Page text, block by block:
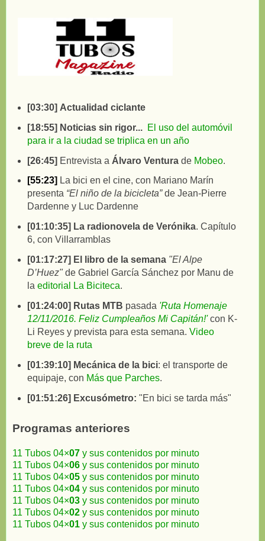
[03:30] Actualidad ciclante
[18:55] Noticias sin rigor... El uso del automóvil
para ir a la ciudad se triplica en un año
[26:45] Entrevista a Álvaro Ventura de Mobeo.
[55:23] La bici en el cine, con Mariano Marín
presenta “El niño de la bicicleta”de Jean-Pierre
Dardenne y Luc Dardenne
[01:10:35] La radionovela de Verónika. Capítulo
6, con Villarramblas
[01:17:27] El libro de la semana "El Alpe
D’Huez"de Gabriel García Sánchez por Manu de
la editorial La Biciteca.
[01:24:00] Rutas MTB pasada 'Ruta Homenaje
12/11/2016. Feliz Cumpleaños Mi Capitán!' con K-
Li Reyes y prevista para esta semana. Video
breve de la ruta
[01:39:10] Mecánica de la bici: el transporte de
equipaje, con Más que Parches.
[01:51:26] Excusómetro: "En bici se tarda más"
Programas anteriores
11 Tubos 04×07 y sus contenidos por minuto
11 Tubos 04×06 y sus contenidos por minuto
11 Tubos 04×05 y sus contenidos por minuto
11 Tubos 04×04 y sus contenidos por minuto
11 Tubos 04×03 y sus contenidos por minuto
11 Tubos 04×02 y sus contenidos por minuto
11 Tubos 04×01 y sus contenidos por minuto